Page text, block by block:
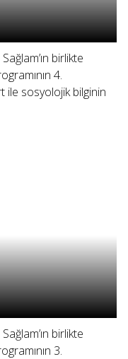
birlikte
4.
ile sosyolojik bilginin
birlikte
3.